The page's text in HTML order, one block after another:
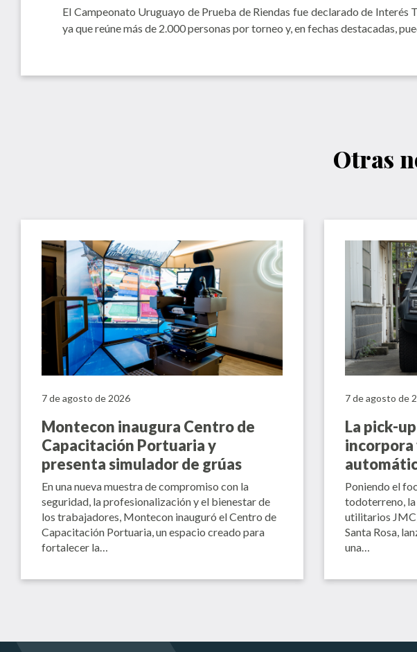
El Campeonato Uruguayo de Prueba de Riendas fue declarado de
ya que reúne más de 2.000 personas por torneo y, en fechas destacadas,
Otras
7 de agosto de 2026
Montecon inaugura Centro de
Capacitación Portuaria y
presenta simulador de grúas
En una nueva muestra de compromiso con la
seguridad, la profesionalización y el bienestar de
los trabajadores, Montecon inauguró el Centro de
Capacitación Portuaria, un espacio creado para
fortalecer la…
7 de agosto de
La pick-
Poniendo el
todoterreno, la
utilitarios
Santa Rosa,
una…